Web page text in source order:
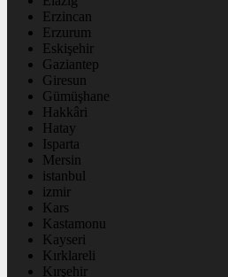
Erzincan
Erzurum
Eskişehir
Gaziantep
Giresun
Gümüşhane
Hakkâri
Hatay
Isparta
Mersin
istanbul
izmir
Kars
Kastamonu
Kayseri
Kırklareli
Kırşehir